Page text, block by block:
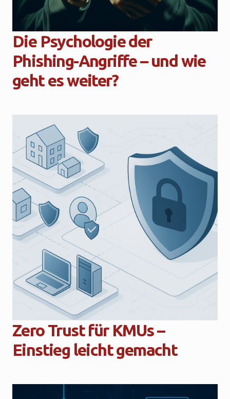
Die Psychologie der
Phishing-Angriffe – und wie
geht es weiter?
Zero Trust für KMUs –
Einstieg leicht gemacht